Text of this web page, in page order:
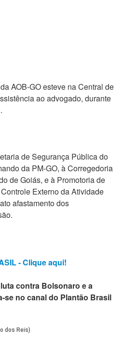
AOB-GO esteve na Central de
ao advogado, durante
de Segurança Pública do
da PM-GO, à Corregedoria
de Goiás, e à Promotoria de
Externo da Atividade
afastamento dos
- Clique aqui!
contra Bolsonaro e a
se no canal do Plantão Brasil